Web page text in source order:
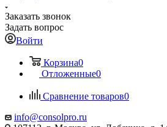
Заказать звонок
Задать вопрос
Войти
Корзина0
Отложенные0
Сравнение товаров0
info@consolpro.ru